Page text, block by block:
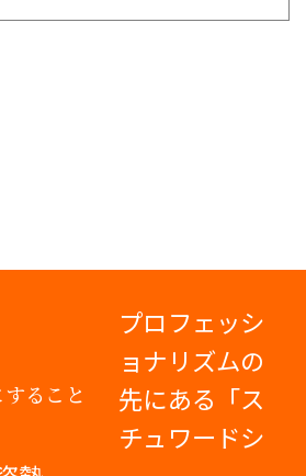
ること
プロフェッシ
ョナリズムの
先にある「ス
チュワードシ